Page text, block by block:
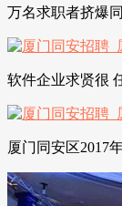
万名求职者挤爆
软件企业求贤很
厦门同安区2017